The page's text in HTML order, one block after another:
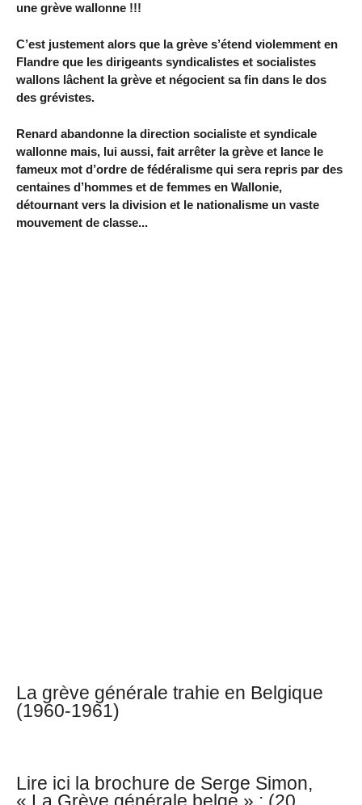
une grève wallonne !!!
C’est justement alors que la grève s’étend violemment en
Flandre que les dirigeants syndicalistes et socialistes
wallons lâchent la grève et négocient sa fin dans le dos
des grévistes.
Renard abandonne la direction socialiste et syndicale
wallonne mais, lui aussi, fait arrêter la grève et lance le
fameux mot d’ordre de fédéralisme qui sera repris par des
centaines d’hommes et de femmes en Wallonie,
détournant vers la division et le nationalisme un vaste
mouvement de classe...
La grève générale trahie en Belgique
(1960-1961)
Lire ici la brochure de Serge Simon,